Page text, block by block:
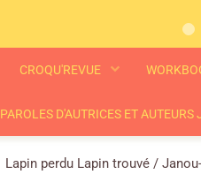
CROQU'REVUE
PAROLES D'AUTRICES ET AUTEURS
Lapin perdu Lapin trouvé /